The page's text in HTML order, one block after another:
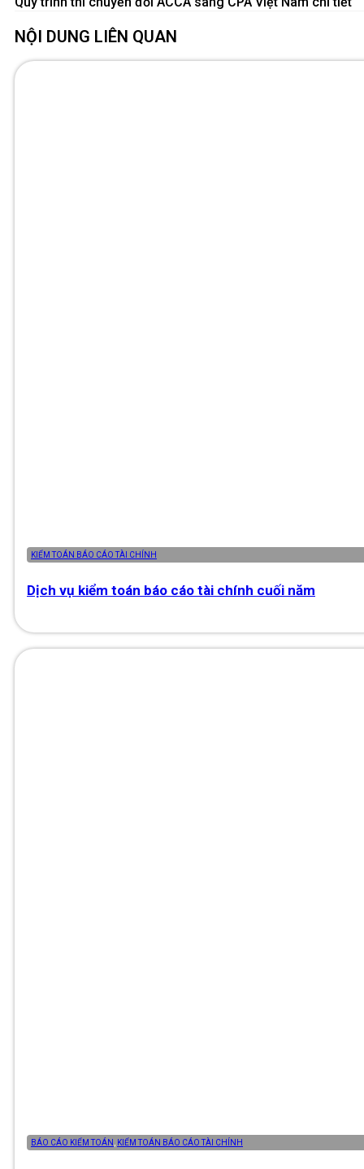
NỘI DUNG LIÊN QUAN
KIỂM TOÁN BÁO CÁO TÀI CHÍNH
Dịch vụ kiểm toán báo cáo tài chính cuối năm
BÁO CÁO KIỂM TOÁN , KIỂM TOÁN BÁO CÁO TÀI CHÍNH